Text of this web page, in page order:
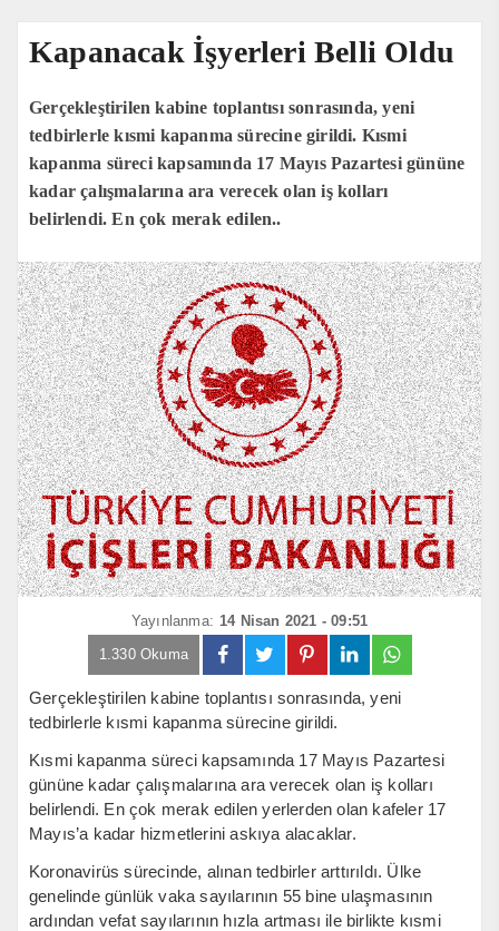
Kapanacak İşyerleri Belli Oldu
Gerçekleştirilen kabine toplantısı sonrasında, yeni
tedbirlerle kısmi kapanma sürecine girildi. Kısmi
kapanma süreci kapsamında 17 Mayıs Pazartesi gününe
kadar çalışmalarına ara verecek olan iş kolları
belirlendi. En çok merak edilen..
Yayınlanma: 14 Nisan 2021 - 09:51
1.330 Okuma
Gerçekleştirilen kabine toplantısı sonrasında, yeni
tedbirlerle kısmi kapanma sürecine girildi.
Kısmi kapanma süreci kapsamında 17 Mayıs Pazartesi
gününe kadar çalışmalarına ara verecek olan iş kolları
belirlendi. En çok merak edilen yerlerden olan kafeler 17
Mayıs’a kadar hizmetlerini askıya alacaklar.
Koronavirüs sürecinde, alınan tedbirler arttırıldı. Ülke
genelinde günlük vaka sayılarının 55 bine ulaşmasının
ardından vefat sayılarının hızla artması ile birlikte kısmi